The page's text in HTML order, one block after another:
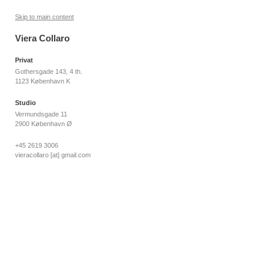
Skip to main content
Viera Collaro
Privat
Gothersgade 143, 4 th.
1123 København K
Studio
Vermundsgade 11
2900 København Ø
+45 2619 3006
vieracollaro [at]gmail.com